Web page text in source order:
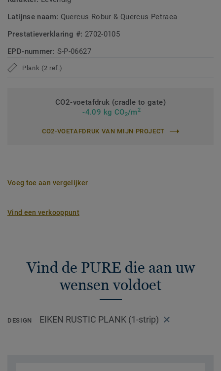
Latijnse naam: Quercus Robur & Quercus Petraea
Prestatieverklaring #: 2702-0105
EPD-nummer: S-P-06627
Plank (2 ref.)
CO2-voetafdruk (cradle to gate)
-4.09 kg CO2/m2
CO2-VOETAFDRUK VAN MIJN PROJECT
Voeg toe aan vergelijker
Vind een verkooppunt
Vind de PURE die aan uw
wensen voldoet
DESIGN EIKEN RUSTIC PLANK (1-strip)